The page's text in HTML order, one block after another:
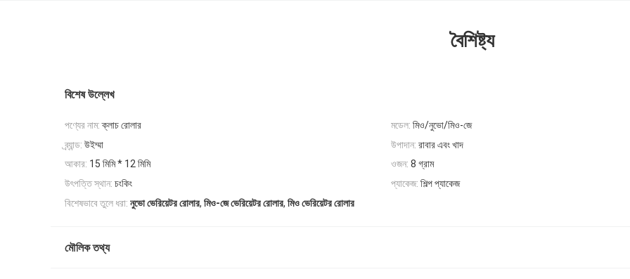
বৈশিষ্ট্য
বিশেষ উল্লেখ
পণ্যের নাম: ক্লাচ রোলার মডেল: মিও/নুভো/মিও-জে
ব্র্যান্ড: উইম্মা উপাদান: রাবার এবং খাদ
আকার: 15 মিমি * 12 মিমি ওজন: 8 গ্রাম
উৎপত্তি স্থান: চংকিং প্যাকেজ: শিল্প প্যাকেজ
বিশেষভাবে তুলে ধরা: নুভো ভেরিয়েটর রোলার, মিও-জে ভেরিয়েটর রোলার, মিও ভেরিয়েটর রোলার
মৌলিক তথ্য